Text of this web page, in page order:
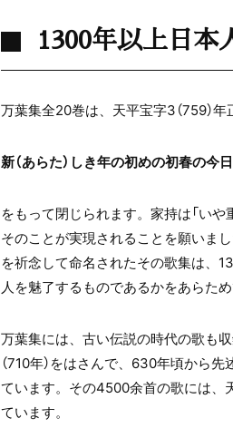
1300年以上日本
万葉集全20巻は、天平宝字3（759）年
新（あらた）しき年の初めの初春の
をもって閉じられます。家持は「い
そのことが実現されることを願いま
を祈念して命名されたその歌集は、
人を魅了するものであるかをあらた
万葉集には、古い伝説の時代の歌も
（710年）をはさんで、630年頃から
ています。その4500余首の歌には、
ています。